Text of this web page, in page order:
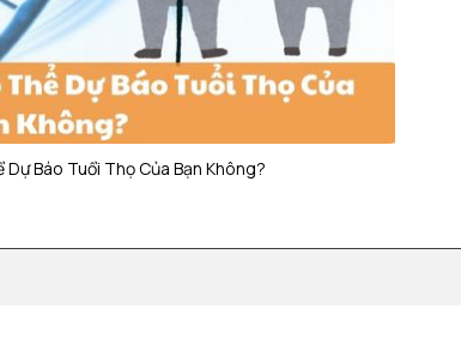
Báo Tuổi Thọ Của Bạn Không?